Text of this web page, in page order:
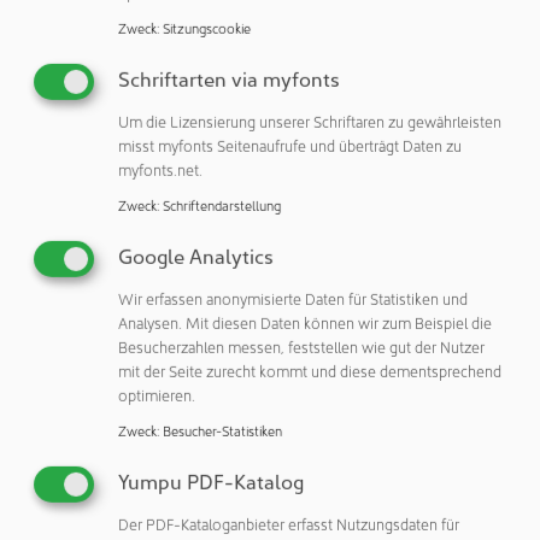
kommenden Jahren bis zu 2.000 zusätzliche Arbeitsplätze
vor Ort zu schaffen.
Geschäftsführer Thomas Otto: „Deutschland und im
Speziellen das Saarland hat sich für uns nach strenger
Abwägung als der Standort mit den besten
Voraussetzungen für die Ausweitung unserer
den unverändert bestehenden und weiter wachsenden
Kompetenzen und Kapazitäten an unseren Standorten in
und um Ravensburg können wir so unser Angebot noch
einmal erweitern. Und wir übernehmen Verantwortung für
Patienten und Kunden weltweit, die sich auf unser hohes
Qualitätsniveau verlassen.”
Die positive Marktentwicklung wirkt sich auch auf den
Vetter-Standort in Skokie, Illinois, aus. Dieser ist wie die
Zweck: Sitzungscookie
Schriftarten via myfonts
Um die Lizensierung unserer Schriftaren zu gewährleisten
misst myfonts Seitenaufrufe und überträgt Daten zu
myfonts.net.
Zweck: Schriftendarstellung
Google Analytics
Wir erfassen anonymisierte Daten für Statistiken und
Analysen. Mit diesen Daten können wir zum Beispiel die
Besucherzahlen messen, feststellen wie gut der Nutzer
mit der Seite zurecht kommt und diese dementsprechend
optimieren.
Zweck: Besucher-Statistiken
Yumpu PDF-Katalog
Der PDF-Kataloganbieter erfasst Nutzungsdaten für